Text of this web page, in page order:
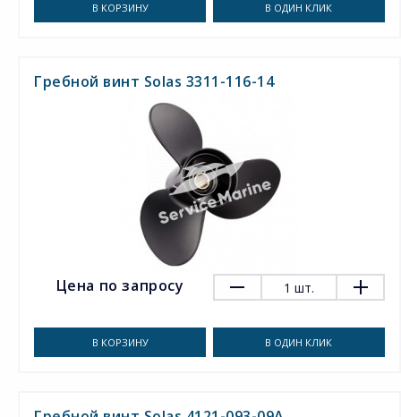
В КОРЗИНУ В ОДИН КЛИК
Гребной винт Solas 3311-116-14
Цена по запросу 1 шт.
В КОРЗИНУ В ОДИН КЛИК